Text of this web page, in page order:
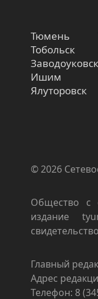
Тюмень
Тобольск
Заводоуковск
Ишим
Ялуторовск
© 2026
Общество с
издание
Главный
Адрес
Телефон: 8